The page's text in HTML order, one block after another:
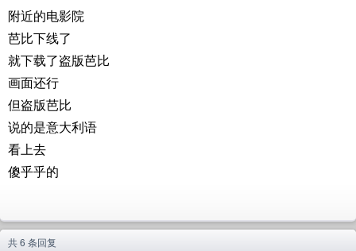
附近的电影院
芭比下线了
就下载了盗版芭比
画面还行
但盗版芭比
说的是意大利语
看上去
傻乎乎的
共 6 条回复